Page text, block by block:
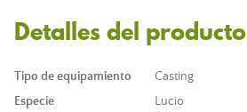
Detalles del producto
Tipo de equipamiento
Casting
Especie
Lucio